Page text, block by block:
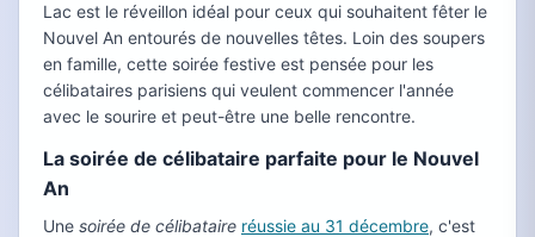
Lac est le réveillon idéal pour ceux qui souhaitent fêter le
Nouvel An entourés de nouvelles têtes. Loin des soupers
en famille, cette soirée festive est pensée pour les
célibataires parisiens qui veulent commencer l'année
avec le sourire et peut-être une belle rencontre.
La soirée de célibataire parfaite pour le Nouvel
An
Une soirée de célibataire réussie au 31 décembre, c'est